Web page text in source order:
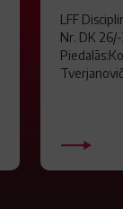
LFF
Nr. DK